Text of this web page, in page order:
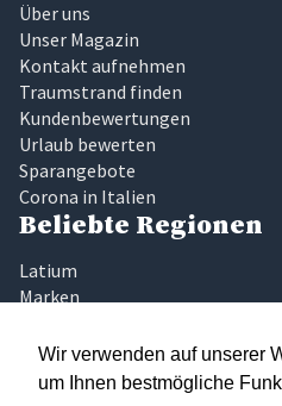
Wir verwenden auf unserer
um Ihnen bestmögliche
Über uns
Unser Magazin
Kontakt aufnehmen
Traumstrand finden
Kundenbewertungen
Urlaub bewerten
Sparangebote
Corona in Italien
Beliebte Regionen
Latium
Marken
Sizilien
Toskana